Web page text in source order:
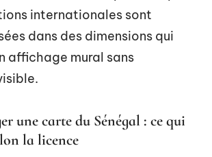
internationales sont
dans des dimensions qui
affichage mural sans
une carte du Sénégal : ce qui
la licence